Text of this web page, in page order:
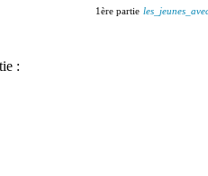
1ère partie
: